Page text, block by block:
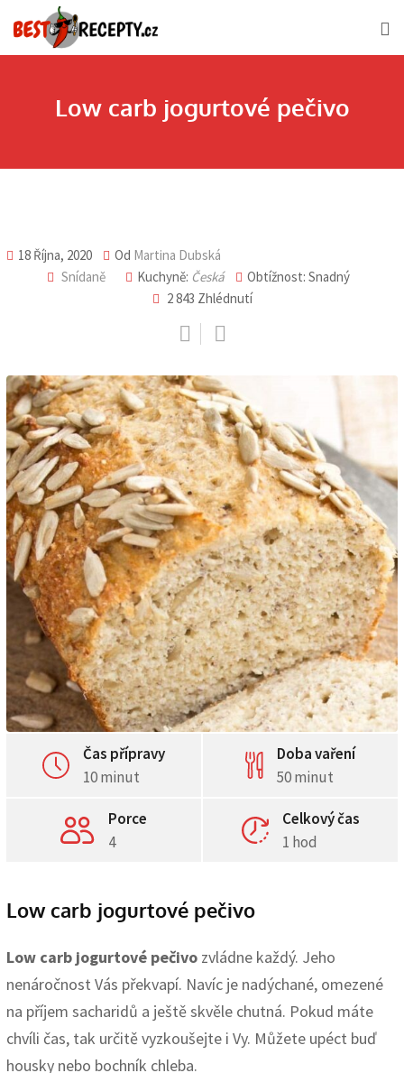
to
Low carb jogurtové pečivo
18 Října, 2020 Od Martina Dubská
Snídaně
Kuchyně: Česká
Obtížnost: Snadný
2 843 Zhlédnutí
Čas přípravy
10 minut
Doba vaření
50 minut
Porce
4
Celkový čas
1 hod
Low carb jogurtové pečivo
Low carb jogurtové pečivo zvládne každý. Jeho
nenáročnost Vás překvapí. Navíc je nadýchané, omezené
na příjem sacharidů a ještě skvěle chutná. Pokud máte
chvíli čas, tak určitě vyzkoušejte i Vy. Můžete upéct buď
housky nebo bochník chleba.